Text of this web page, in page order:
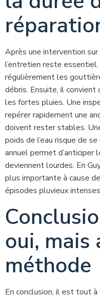
Après une intervention sur
l’entretien reste
régulièrement les
débris. Ensuite, il
les fortes pluies. Une
repérer rapidement une
doivent rester stables.
poids de l’eau risque de
annuel permet d’anticiper
deviennent lourdes. En
plus importante à cause
épisodes pluvieux
oui, mais
méthode
En conclusion, il est tout